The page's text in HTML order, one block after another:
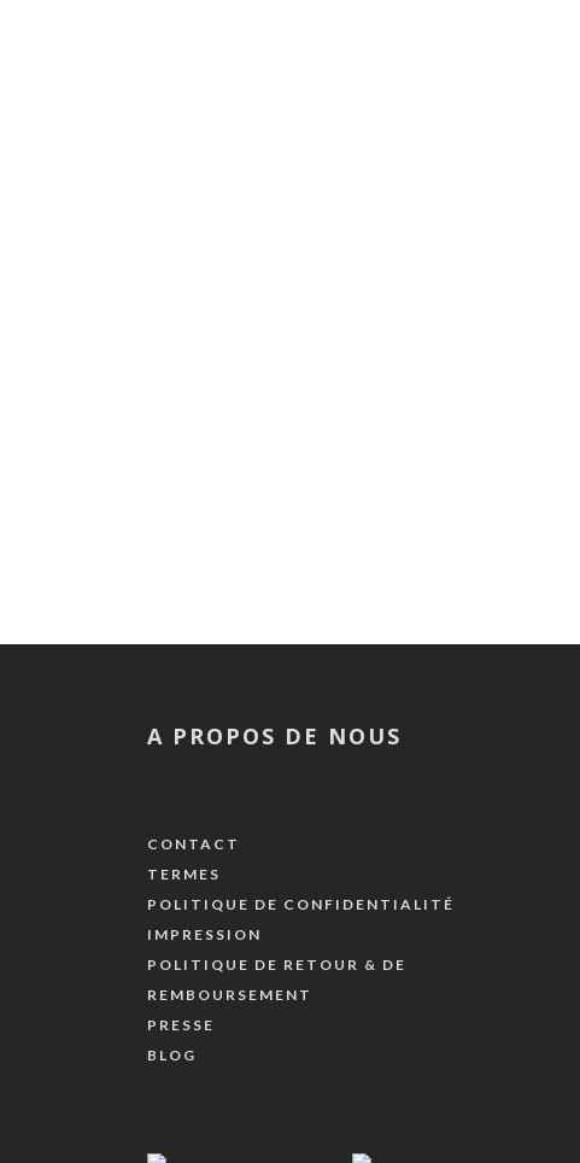
A PROPOS DE NOUS
CONTACT
TERMES
POLITIQUE DE CONFIDENTIALITÉ
IMPRESSION
POLITIQUE DE RETOUR & DE
REMBOURSEMENT
PRESSE
BLOG